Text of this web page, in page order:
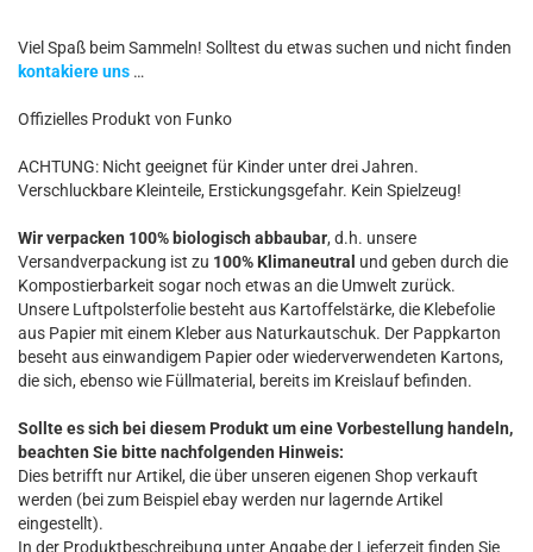
Viel Spaß beim Sammeln! Solltest du etwas suchen und nicht finden
kontakiere uns …
Offizielles Produkt von Funko
ACHTUNG: Nicht geeignet für Kinder unter drei Jahren.
Verschluckbare Kleinteile, Erstickungsgefahr. Kein Spielzeug!
Wir verpacken 100% biologisch abbaubar, d.h. unsere
Versandverpackung ist zu 100% Klimaneutral und geben durch die
Kompostierbarkeit sogar noch etwas an die Umwelt zurück.
Unsere Luftpolsterfolie besteht aus Kartoffelstärke, die Klebefolie
aus Papier mit einem Kleber aus Naturkautschuk. Der Pappkarton
beseht aus einwandigem Papier oder wiederverwendeten Kartons,
die sich, ebenso wie Füllmaterial, bereits im Kreislauf befinden.
Sollte es sich bei diesem Produkt um eine Vorbestellung handeln,
beachten Sie bitte nachfolgenden Hinweis:
Dies betrifft nur Artikel, die über unseren eigenen Shop verkauft
werden (bei zum Beispiel ebay werden nur lagernde Artikel
eingestellt).
In der Produktbeschreibung unter Angabe der Lieferzeit finden Sie